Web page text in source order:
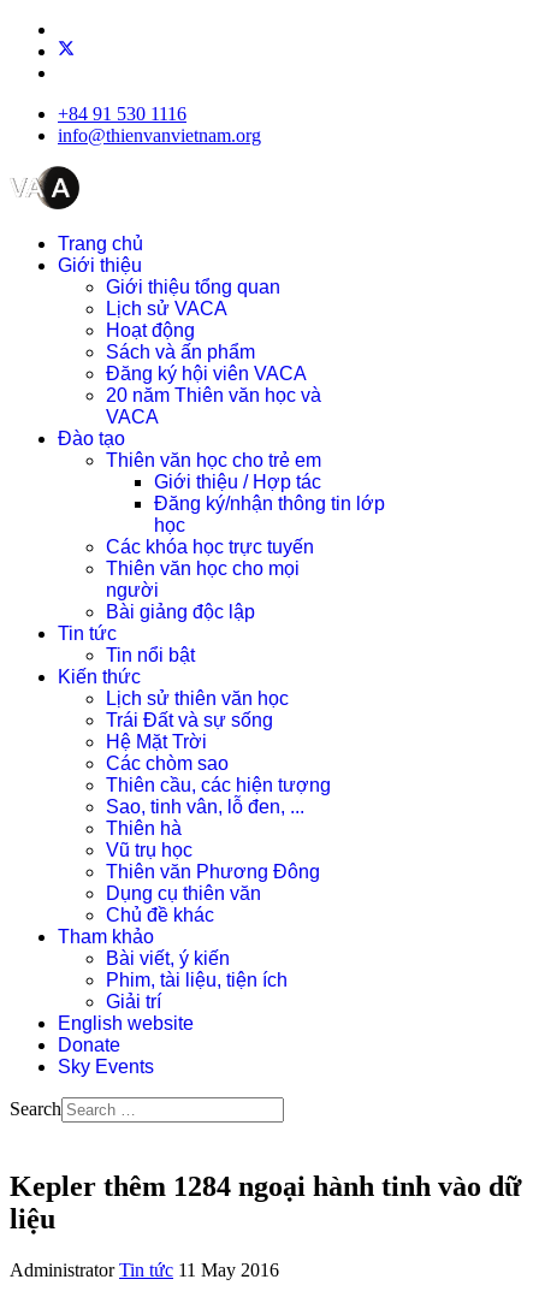
+84 91 530 1116
info@thienvanvietnam.org
Trang chủ
Giới thiệu
Giới thiệu tổng quan
Lịch sử VACA
Hoạt động
Sách và ấn phẩm
Đăng ký hội viên VACA
20 năm Thiên văn học và
VACA
Đào tạo
Thiên văn học cho trẻ em
Giới thiệu / Hợp tác
Đăng ký/nhận thông tin lớp
học
Các khóa học trực tuyến
Thiên văn học cho mọi
người
Bài giảng độc lập
Tin tức
Tin nổi bật
Kiến thức
Lịch sử thiên văn học
Trái Đất và sự sống
Hệ Mặt Trời
Các chòm sao
Thiên cầu, các hiện tượng
Sao, tinh vân, lỗ đen, ...
Thiên hà
Vũ trụ học
Thiên văn Phương Đông
Dụng cụ thiên văn
Chủ đề khác
Tham khảo
Bài viết, ý kiến
Phim, tài liệu, tiện ích
Giải trí
English website
Donate
Sky Events
Search
Kepler thêm 1284 ngoại hành tinh vào dữ
liệu
Administrator Tin tức 11 May 2016